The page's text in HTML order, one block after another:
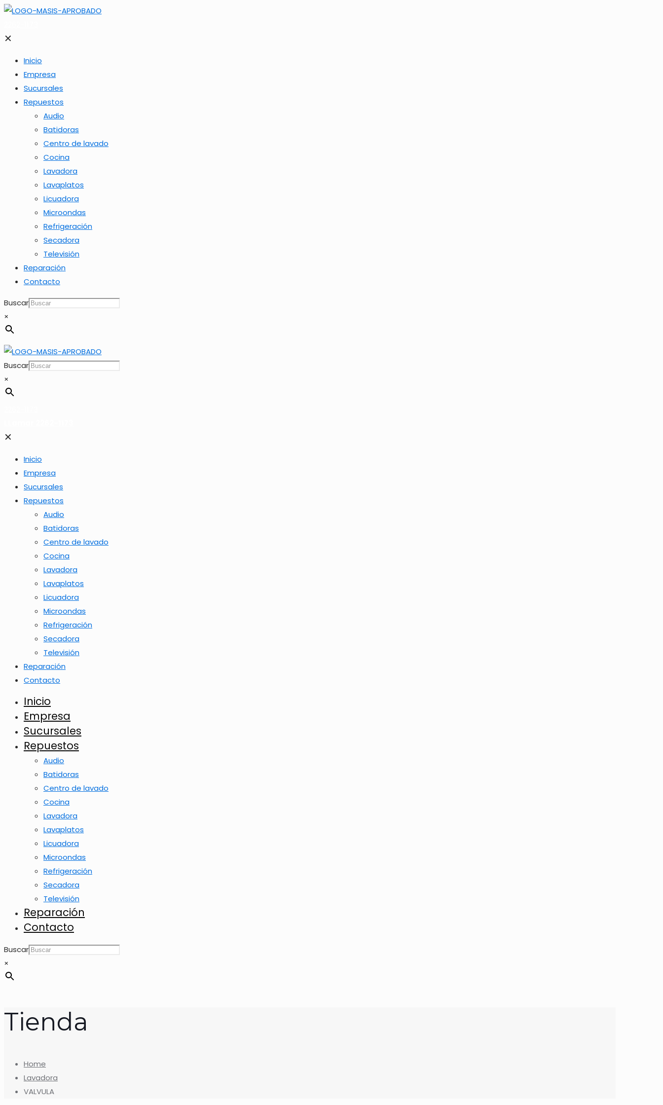
✕
Inicio
Empresa
Sucursales
Repuestos
Audio
Batidoras
Centro de lavado
Cocina
Lavadora
Lavaplatos
Licuadora
Microondas
Refrigeración
Secadora
Televisión
Reparación
Contacto
Buscar
×
Buscar
×
✕
Inicio
Empresa
Sucursales
Repuestos
Audio
Batidoras
Centro de lavado
Cocina
Lavadora
Lavaplatos
Licuadora
Microondas
Refrigeración
Secadora
Televisión
Reparación
Contacto
Inicio
Empresa
Sucursales
Repuestos
Audio
Batidoras
Centro de lavado
Cocina
Lavadora
Lavaplatos
Licuadora
Microondas
Refrigeración
Secadora
Televisión
Reparación
Contacto
Buscar
×
Tienda
Home
Lavadora
VALVULA